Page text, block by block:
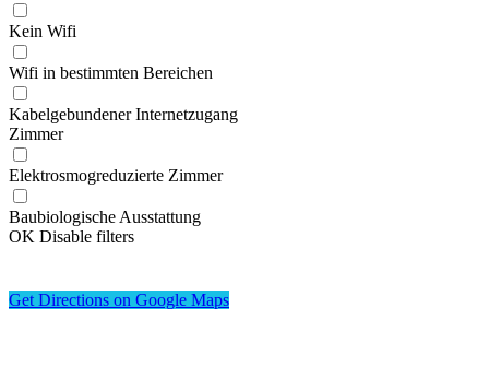
Kein Wifi
Wifi in bestimmten Bereichen
Kabelgebundener Internetzugang
Zimmer
Elektrosmogreduzierte Zimmer
Baubiologische Ausstattung
OK Disable filters
Get Directions on Google Maps